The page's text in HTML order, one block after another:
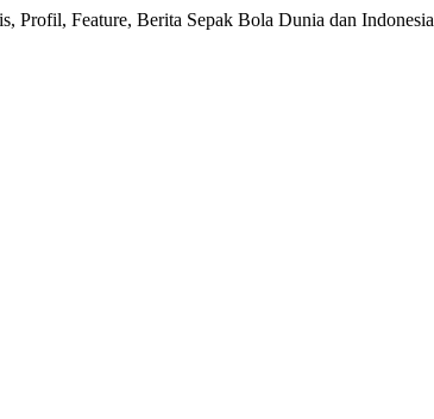
Profil, Feature, Berita Sepak Bola Dunia dan Indonesia